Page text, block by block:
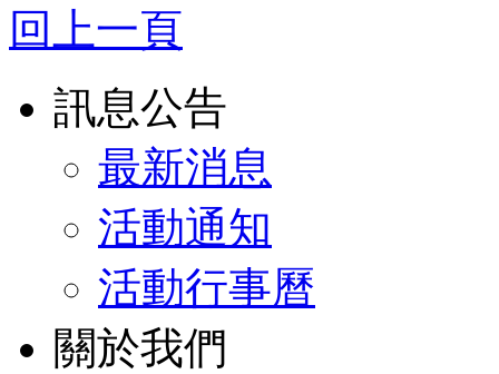
回上一頁
訊息公告
最新消息
活動通知
活動行事曆
關於我們